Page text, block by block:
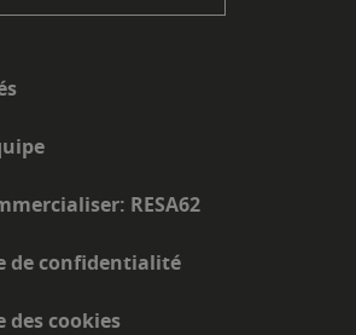
RESA62
de confidentialité
des cookies